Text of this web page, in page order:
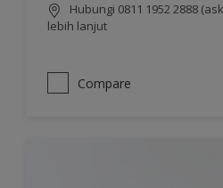
Hubungi 0811 1952 2888
lebih lanjut
Compare